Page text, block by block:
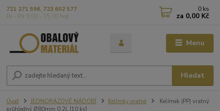
Menu
Hledat
721 271 596, 723 602 577
Po - Pá 9,00 - 15,00 hod
0 ks
za 0,00 Kč
Úvod JEDNORÁZOVÉ NÁDOBÍ Kelímky vratné
Kelímek (PP) vratný
průhledný Ø80mm 0,2L [10 ks]